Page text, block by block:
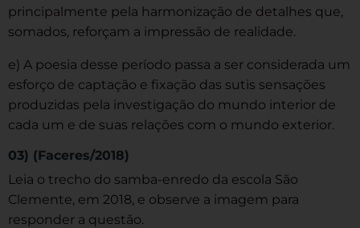
principalmente pela harmonização de detalhes que,
somados, reforçam a impressão de realidade.
e) A poesia desse período passa a ser considerada um
esforço de captação e fixação das sutis sensações
produzidas pela investigação do mundo interior de
cada um e de suas relações com o mundo exterior.
03) (Faceres/2018)
Leia o trecho do samba-enredo da escola São
Clemente, em 2018, e observe a imagem para
responder a questão.